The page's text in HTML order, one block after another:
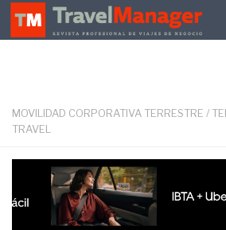
Debajo del contenido
MOVILIDAD CORPORATIVA TERRESTRE /
TRAVEL